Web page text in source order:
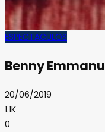
ESPECTACULOS
Benny
20/06/2019
1.1K
0